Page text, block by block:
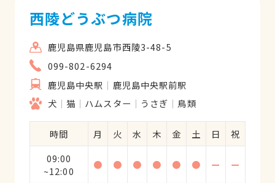
西陵どうぶつ病院
鹿児島県鹿児島市西陵3-48-5
099-802-6294
鹿児島中央駅
鹿児島中央駅前駅
犬
猫 ハムスター うさぎ 鳥類
時間 月 火 水 木 金 土 日
祝
09:00
~12:00
● ● ● ● ● ● ー ー